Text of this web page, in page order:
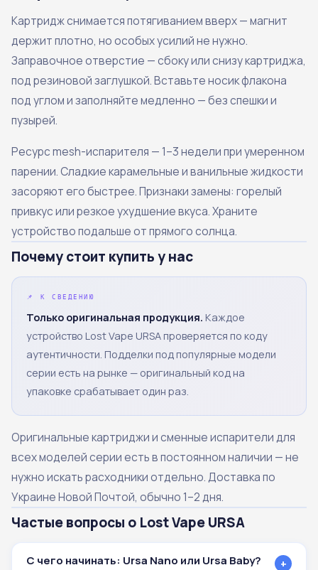
Картридж снимается потягиванием вверх — магнит
держит плотно, но особых усилий не нужно.
Заправочное отверстие — сбоку или снизу картриджа,
под резиновой заглушкой. Вставьте носик флакона
под углом и заполняйте медленно — без спешки и
пузырей.
Ресурс mesh-испарителя — 1–3 недели при умеренном
парении. Сладкие карамельные и ванильные жидкости
засоряют его быстрее. Признаки замены: горелый
привкус или резкое ухудшение вкуса. Храните
устройство подальше от прямого солнца.
Почему стоит купить у нас
Только оригинальная продукция. Каждое
устройство Lost Vape URSA проверяется по коду
аутентичности. Подделки под популярные модели
серии есть на рынке — оригинальный код на
упаковке срабатывает один раз.
Оригинальные картриджи и сменные испарители для
всех моделей серии есть в постоянном наличии — не
нужно искать расходники отдельно. Доставка по
Украине Новой Почтой, обычно 1–2 дня.
Частые вопросы о Lost Vape URSA
С чего начинать: Ursa Nano или Ursa Baby? +